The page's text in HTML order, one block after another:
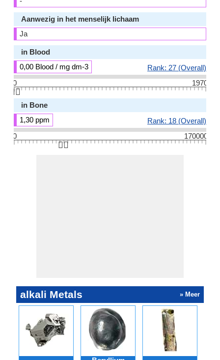
Aanwezig in het menselijk lichaam
Ja
in Blood
0,00 Blood / mg dm-3
Rank: 27 (Overall)
0
1970
👆🏻
in Bone
1,30 ppm
Rank: 18 (Overall)
0
170000
👆🏻
alkali Metals » Meer